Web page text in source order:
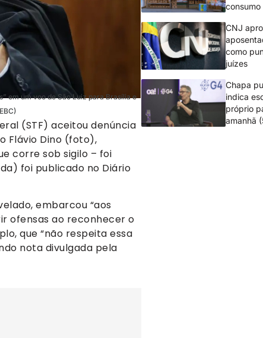
em um voo de São Luiz para Brasília e
(STF) aceitou denúncia
Flávio Dino (foto),
corre sob sigilo – foi
foi publicado no Diário
embarcou “aos
ofensas ao reconhecer o
que “não respeita essa
nota divulgada pela
consumo
CNJ
como
juízes
Chapa
indica
próprio
amanhã